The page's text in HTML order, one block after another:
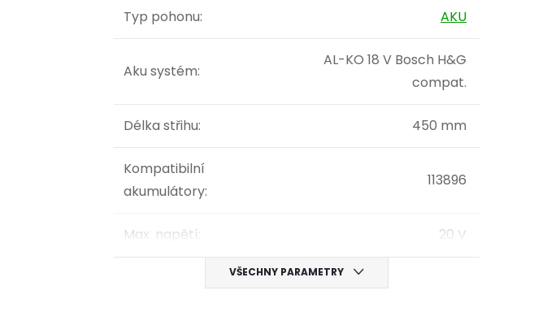
Typ pohonu: AKU
Aku systém:
AL-KO 18 V Bosch H&G
compat.
Délka střihu: 450 mm
Kompatibilní
akumulátory:
113896
Max. napětí: 20 V
VŠECHNY PARAMETRY